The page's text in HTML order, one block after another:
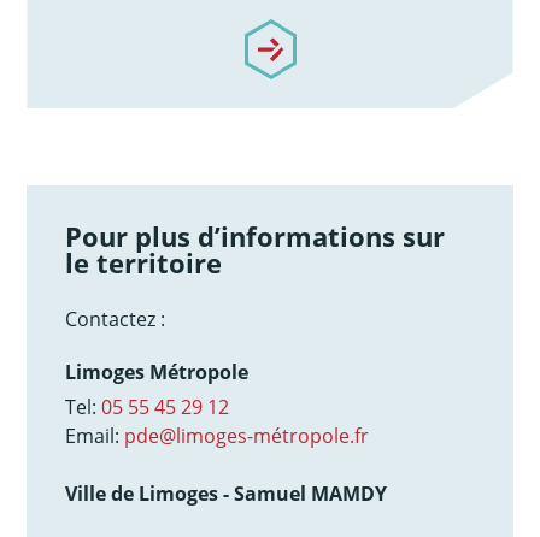
/notre-accompagnement
Pour plus d’informations sur
le territoire
Contactez :
Limoges Métropole
Tel:05 55 45 29 12
Email: pde@limoges-métropole.fr
Ville de Limoges - Samuel MAMDY